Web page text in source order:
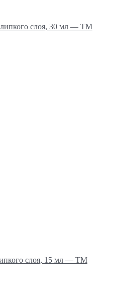
слоя, 30 мл — ТМ
слоя, 15 мл — ТМ